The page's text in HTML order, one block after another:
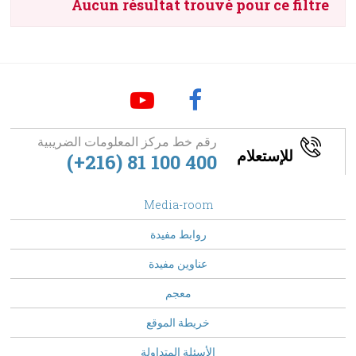
Aucun résultat trouvé pour ce filtre
للإستعلام
رقم خط مركز المعلومات الضريبية
(+216) 81 100 400
Media-room
روابط مفيدة
عناوين مفيدة
معجم
خريطة الموقع
الأسئلة المتداولة